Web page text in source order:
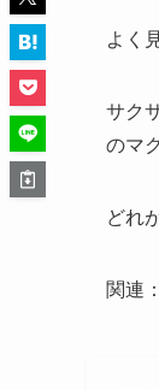
よく
サク
のマ
どれ
関連：